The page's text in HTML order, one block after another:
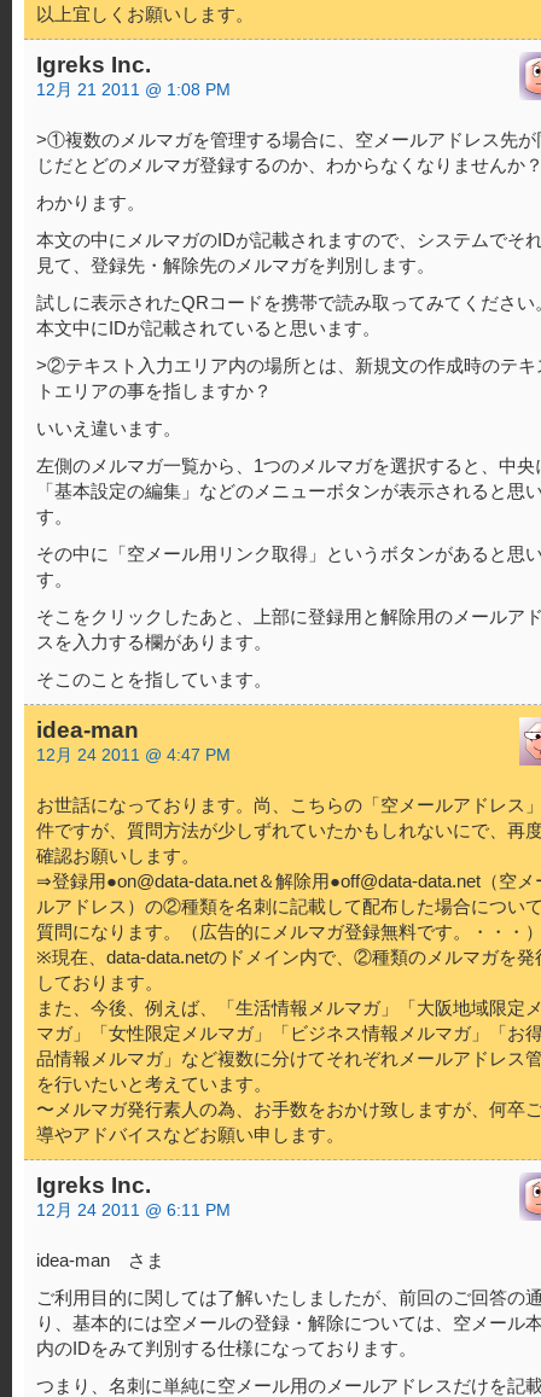
以上宜しくお願いします。
Igreks Inc.
12月 21 2011 @ 1:08 PM
>①複数のメルマガを管理する場合に、空メールアドレス先が
じだとどのメルマガ登録するのか、わからなくなりませんか
わかります。
本文の中にメルマガのIDが記載されますので、システムでそ
見て、登録先・解除先のメルマガを判別します。
試しに表示されたQRコードを携帯で読み取ってみてください
本文中にIDが記載されていると思います。
>②テキスト入力エリア内の場所とは、新規文の作成時のテキ
トエリアの事を指しますか？
いいえ違います。
左側のメルマガ一覧から、1つのメルマガを選択すると、中央
「基本設定の編集」などのメニューボタンが表示されると思
す。
その中に「空メール用リンク取得」というボタンがあると思
す。
そこをクリックしたあと、上部に登録用と解除用のメールア
スを入力する欄があります。
そこのことを指しています。
idea-man
12月 24 2011 @ 4:47 PM
お世話になっております。尚、こちらの「空メールアドレス
件ですが、質問方法が少しずれていたかもしれないにで、再
確認お願いします。
⇒登録用●on@data-data.net＆解除用●off@data-data.net（空メ
ルアドレス）の②種類を名刺に記載して配布した場合につい
質問になります。（広告的にメルマガ登録無料です。・・・
※現在、data-data.netのドメイン内で、②種類のメルマガを発
しております。
また、今後、例えば、「生活情報メルマガ」「大阪地域限定
マガ」「女性限定メルマガ」「ビジネス情報メルマガ」「お
品情報メルマガ」など複数に分けてそれぞれメールアドレス
を行いたいと考えています。
〜メルマガ発行素人の為、お手数をおかけ致しますが、何卒
導やアドバイスなどお願い申します。
Igreks Inc.
12月 24 2011 @ 6:11 PM
idea-man さま
ご利用目的に関しては了解いたしましたが、前回のご回答の
り、基本的には空メールの登録・解除については、空メール
内のIDをみて判別する仕様になっております。
つまり、名刺に単純に空メール用のメールアドレスだけを記